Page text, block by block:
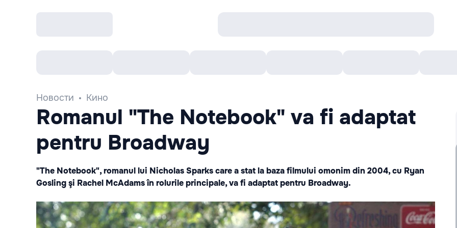
Новости Кино
Romanul "The Notebook" va fi adaptat
pentru Broadway
"The Notebook", romanul lui Nicholas Sparks care a stat la baza filmului omonim din 2004, cu Ryan
Gosling şi Rachel McAdams în rolurile principale, va fi adaptat pentru Broadway.